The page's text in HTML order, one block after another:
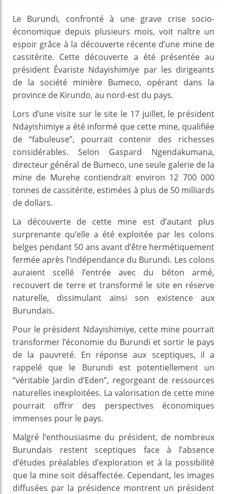
Le Burundi, confronté à une grave crise socio-
économique depuis plusieurs mois, voit naître un
espoir grâce à la découverte récente d’une mine de
cassitérite. Cette découverte a été présentée au
président Évariste Ndayishimiye par les dirigeants
de la société minière Bumeco, opérant dans la
province de Kirundo, au nord-est du pays.
Lors d’une visite sur le site le 17 juillet, le président
Ndayishimiye a été informé que cette mine, qualifiée
de “fabuleuse”, pourrait contenir des richesses
considérables. Selon Gaspard Ngendakumana,
directeur général de Bumeco, une seule galerie de la
mine de Murehe contiendrait environ 12 700 000
tonnes de cassitérite, estimées à plus de 50 milliards
de dollars.
La découverte de cette mine est d’autant plus
surprenante qu’elle a été exploitée par les colons
belges pendant 50 ans avant d’être hermétiquement
fermée après l’indépendance du Burundi. Les colons
auraient scellé l’entrée avec du béton armé,
recouvert de terre et transformé le site en réserve
naturelle, dissimulant ainsi son existence aux
Burundais.
Pour le président Ndayishimiye, cette mine pourrait
transformer l’économie du Burundi et sortir le pays
de la pauvreté. En réponse aux sceptiques, il a
rappelé que le Burundi est potentiellement un
“véritable Jardin d’Eden”, regorgeant de ressources
naturelles inexploitées. La valorisation de cette mine
pourrait offrir des perspectives économiques
immenses pour le pays.
Malgré l’enthousiasme du président, de nombreux
Burundais restent sceptiques face à l’absence
d’études préalables d’exploration et à la possibilité
que la mine soit désaffectée. Cependant, les images
diffusées par la présidence montrent un président